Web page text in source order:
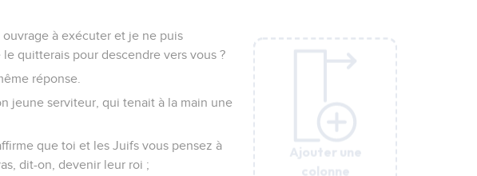
Ajouter une
colonne
Ajouter une
colonne
ouvrage à exécuter et je ne puis
quitterais pour descendre vers vous ?
réponse.
jeune serviteur, qui tenait à la main une
que toi et les Juifs vous pensez à
dit-on, devenir leur roi ;
Ajouter une
colonne
Ajouter une
colonne
Ajouter une
colonne
Ajouter une
colonne